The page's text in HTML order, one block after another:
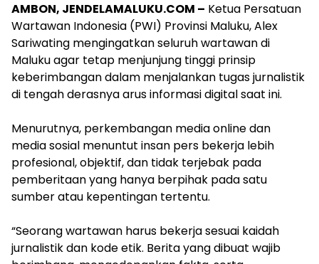
AMBON, JENDELAMALUKU.COM – Ketua Persatuan
Wartawan Indonesia (PWI) Provinsi Maluku, Alex
Sariwating mengingatkan seluruh wartawan di
Maluku agar tetap menjunjung tinggi prinsip
keberimbangan dalam menjalankan tugas jurnalistik
di tengah derasnya arus informasi digital saat ini.
Menurutnya, perkembangan media online dan
media sosial menuntut insan pers bekerja lebih
profesional, objektif, dan tidak terjebak pada
pemberitaan yang hanya berpihak pada satu
sumber atau kepentingan tertentu.
“Seorang wartawan harus bekerja sesuai kaidah
jurnalistik dan kode etik. Berita yang dibuat wajib